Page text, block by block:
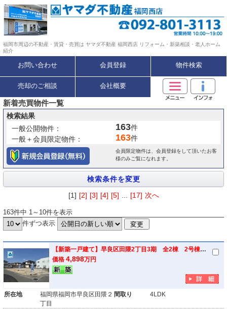
福岡市周辺の不動産・賃貸・売買は ヤマダ不動産 福岡西店 リフォーム・新築相談・老人ホーム
紹介
お問い合わせ 会員登録 物件検索
売却のご相談 会社概要
新着売買物件一覧
検索結果
一般公開物件：
163件
一般＋会員限定物件：
163件
会員限定物件は、会員登録をして頂いたお客
様のみご覧になれます。
163件中 1～10件を表示
[1] [2] [3] [4] [5] [17] 次へ
件ずつ表示
【新築一戸建て】早良区田隈2丁目3期 全2棟 2号棟 新築戸建
価格 4,898万円
所在地
福岡県福岡市早良区田隈２
丁目
間取り 4LDK